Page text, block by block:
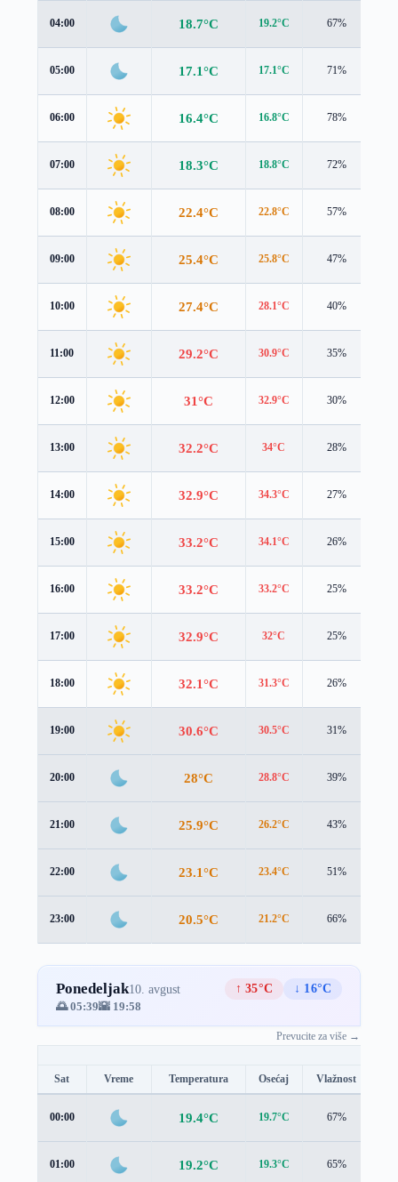
04:00 18.7°C 19.2°C 67%
05:00 17.1°C 17.1°C 71%
06:00 16.4°C 16.8°C 78%
07:00 18.3°C 18.8°C 72%
08:00 22.4°C 22.8°C 57%
09:00 25.4°C 25.8°C 47%
10:00 27.4°C 28.1°C 40%
11:00 29.2°C 30.9°C 35%
12:00 31°C 32.9°C 30%
13:00 32.2°C 34°C 28%
14:00 32.9°C 34.3°C 27%
15:00 33.2°C 34.1°C 26%
16:00 33.2°C 33.2°C 25%
17:00 32.9°C 32°C 25%
18:00 32.1°C 31.3°C 26%
19:00 30.6°C 30.5°C 31%
20:00 28°C 28.8°C 39%
21:00 25.9°C 26.2°C 43%
22:00 23.1°C 23.4°C 51%
23:00 20.5°C 21.2°C 66%
Ponedeljak10. avgust ↑ 35°C
↓ 16°C
🌅 05:39🌇 19:58
Prevucite za više →
Sat Vreme Temperatura Osećaj Vlažnost
00:00 19.4°C 19.7°C 67%
01:00 19.2°C 19.3°C 65%